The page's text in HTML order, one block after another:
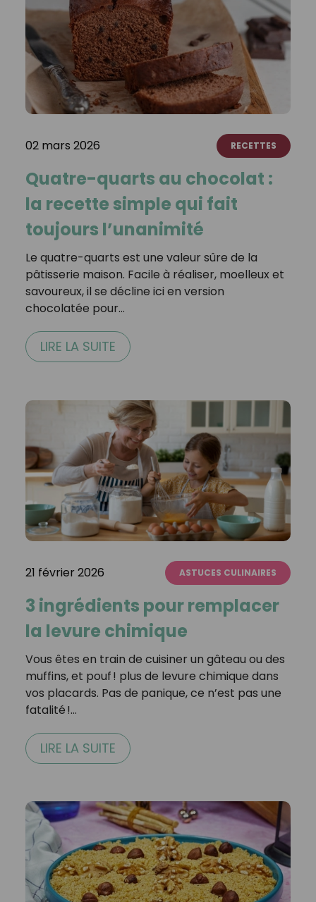
02 mars 2026 RECETTES
Quatre-quarts au chocolat :
la recette simple qui fait
toujours l’unanimité
Le quatre-quarts est une valeur sûre de la
pâtisserie maison. Facile à réaliser, moelleux et
savoureux, il se décline ici en version
chocolatée pour…
LIRE LA SUITE
21 février 2026 ASTUCES CULINAIRES
3 ingrédients pour remplacer
la levure chimique
Vous êtes en train de cuisiner un gâteau ou des
muffins, et pouf ! plus de levure chimique dans
vos placards. Pas de panique, ce n’est pas une
fatalité !…
LIRE LA SUITE